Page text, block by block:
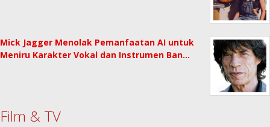
Mick Jagger Menolak Pemanfaatan AI untuk
Meniru Karakter Vokal dan Instrumen Ban…
Film & TV